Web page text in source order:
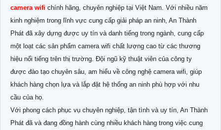
camera wifi chính hãng, chuyên nghiệp tại Việt Nam. Với nhiều năm
kinh nghiệm trong lĩnh vực cung cấp giải pháp an ninh, An Thành
Phát đã xây dựng được uy tín và danh tiếng trong ngành, cung cấp
một loạt các sản phẩm camera wifi chất lượng cao từ các thương
hiệu nổi tiếng trên thị trường. Đội ngũ kỹ thuật viên của công ty
được đào tạo chuyên sâu, am hiểu về công nghệ camera wifi, giúp
khách hàng chọn lựa và lắp đặt hệ thống an ninh phù hợp với nhu
cầu của họ.
Với phong cách phục vụ chuyên nghiệp, tận tình và uy tín, An Thành
Phát đã và đang đồng hành cùng nhiều khách hàng trong việc cung